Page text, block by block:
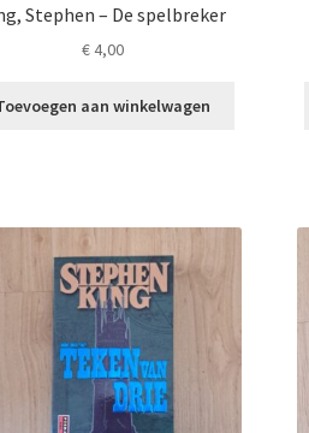
Stephen – De spelbreker
€4,00
aan winkelwagen